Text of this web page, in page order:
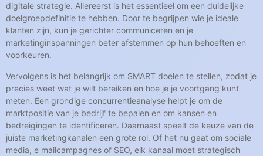
digitale strategie. Allereerst is het essentieel om een duidelijke
doelgroepdefinitie te hebben. Door te begrijpen wie je ideale
klanten zijn, kun je gerichter communiceren en je
marketinginspanningen beter afstemmen op hun behoeften en
voorkeuren.
Vervolgens is het belangrijk om SMART doelen te stellen, zodat je
precies weet wat je wilt bereiken en hoe je je voortgang kunt
meten. Een grondige concurrentieanalyse helpt je om de
marktpositie van je bedrijf te bepalen en om kansen en
bedreigingen te identificeren. Daarnaast speelt de keuze van de
juiste marketingkanalen een grote rol. Of het nu gaat om sociale
media, e mailcampagnes of SEO, elk kanaal moet strategisch